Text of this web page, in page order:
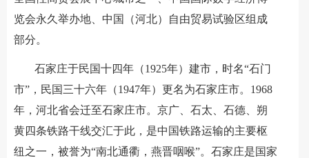
览会永久举办地、中国（河北）自由贸易试验区组成
部分。
石家庄于民国十四年（1925年）建市，时名“石门
市”，民国三十六年（1947年）更名为石家庄市。1968
年，河北省会迁至石家庄市。京广、石太、石德、朔
黄四条铁路干线交汇于此，是中国铁路运输的主要枢
纽之一，被誉为“南北通衢，燕晋咽喉”。石家庄是国家